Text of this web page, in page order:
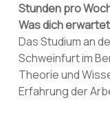
Stunden pro
Was dich erwartet
Das Studium an
Schweinfurt im
Theorie und
Erfahrung der